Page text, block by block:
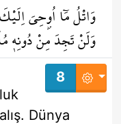
وَاتْلُ مَٓا اُو۫حِيَ
وَلَنْ تَجِدَ مِنْ دُونِه۪
8
Dünya